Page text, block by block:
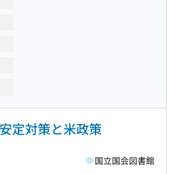
定対策と米政策
国立国会図書館